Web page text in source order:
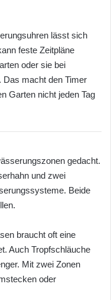
lässt sich
feste Zeitpläne
oder sie bei
macht den Timer
Garten nicht jeden Tag
gedacht.
und zwei
Beide
braucht oft eine
Auch Tropfschläuche
Mit zwei Zonen
oder